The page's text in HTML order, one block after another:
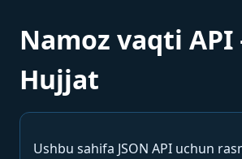
Namoz vaqti
Hujjat
Ushbu sahifa JSON API uchun